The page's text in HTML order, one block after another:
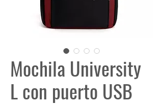
Mochila University
L con puerto USB